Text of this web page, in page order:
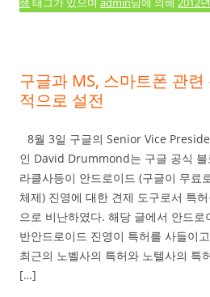
구글과 MS, 스마트폰 관
적으로 설전
8월 3일 구글의 Senior Vice
인 David Drummond는 구글 공식 블
라클사등이 안드로이드 (구글이 무료
체제) 진영에 대한 견제 도구로서 특
으로 비난하였다. 해당 글에서 안드
반안드로이드 진영이 특허를 사들이
최근의 노벨사의 특허와 노텔사의 특
[…]